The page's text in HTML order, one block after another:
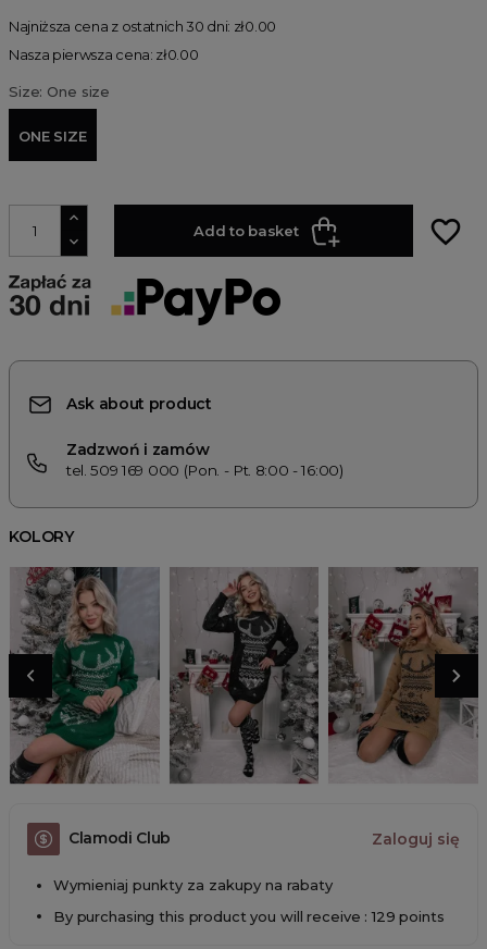
Najniższa cena z ostatnich 30 dni: zł0.00
Nasza pierwsza cena: zł0.00
Size: One size
ONE SIZE
Add to basket favorite_border
Ask about product
Zadzwoń i zamów
tel. 509 169 000 (Pon. - Pt. 8:00 - 16:00)
KOLORY
Clamodi Club Zaloguj się
Wymieniaj punkty za zakupy na rabaty
By purchasing this product you will receive : 129 points